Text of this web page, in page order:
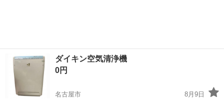
ダイキン空気清浄機
0円
名古屋市
8月9日